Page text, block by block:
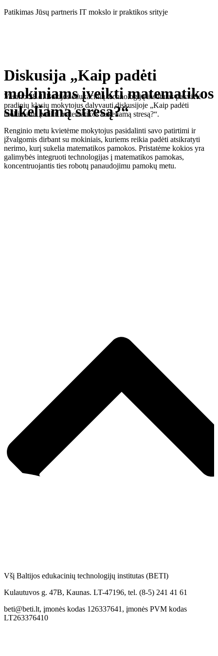
Eiti
Patikimas Jūsų partneris IT mokslo ir praktikos srityje
Diskusija „Kaip padėti
mokiniams įveikti matematikos
sukeliamą stresą?“
Vasario 28 d. Baltijos edukacinių technologijų institutas pakvietė
pradinių klasių mokytojus dalyvauti diskusijoje „Kaip padėti
mokiniams įveikti matematikos sukeliamą stresą?“.
Renginio metu kvietėme mokytojus pasidalinti savo patirtimi ir
įžvalgomis dirbant su mokiniais, kuriems reikia padėti atsikratyti
nerimo, kurį sukelia matematikos pamokos. Pristatėme kokios yra
galimybės integruoti technologijas į matematikos pamokas,
koncentruojantis ties robotų panaudojimu pamokų metu.
Všį Baltijos edukacinių technologijų institutas (BETI)
Kulautuvos g. 47B, Kaunas. LT-47196, tel. (8-5) 241 41 61
beti@beti.lt, įmonės kodas 126337641, įmonės PVM kodas
LT263376410